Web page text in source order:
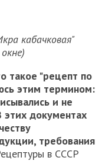
кабачковая"
такое "рецепт по
этим термином:
и не
документах
требования
в СССР